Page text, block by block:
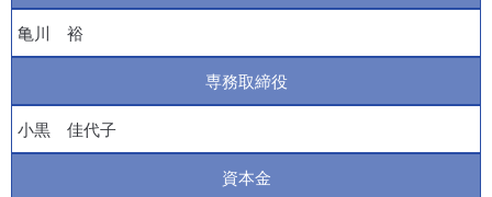
亀川 裕
専務取締役
小黒 佳代子
資本金